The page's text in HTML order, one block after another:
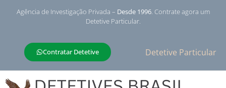
Agência de Investigação Privada – Desde 1996. Contrate agora um
Detetive Particular.
Contratar Detetive Detetive Particular